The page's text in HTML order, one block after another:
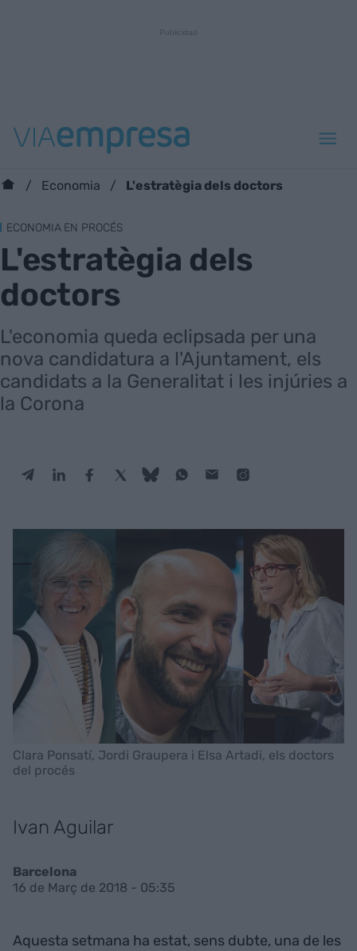
Economia L'estratègia dels doctors
ECONOMIA EN PROCÉS
L'estratègia dels
doctors
L'economia queda eclipsada per una
nova candidatura a l'Ajuntament, els
candidats a la Generalitat i les injúries a
la Corona
Clara Ponsatí, Jordi Graupera i Elsa Artadi, els doctors
del procés
Ivan Aguilar
Barcelona
16 de Març de 2018 - 05:35
Aquesta setmana ha estat, sens dubte, una de les